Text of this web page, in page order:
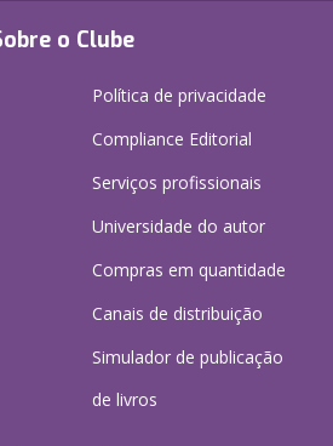
o Clube
Política de privacidade
Compliance Editorial
Serviços profissionais
Universidade do autor
Compras em quantidade
Canais de distribuição
Simulador de publicação
de livros